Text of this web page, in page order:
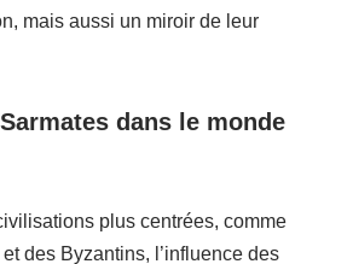
mais aussi un miroir de leur
dans le monde
plus centrées, comme
des Byzantins, l’influence des